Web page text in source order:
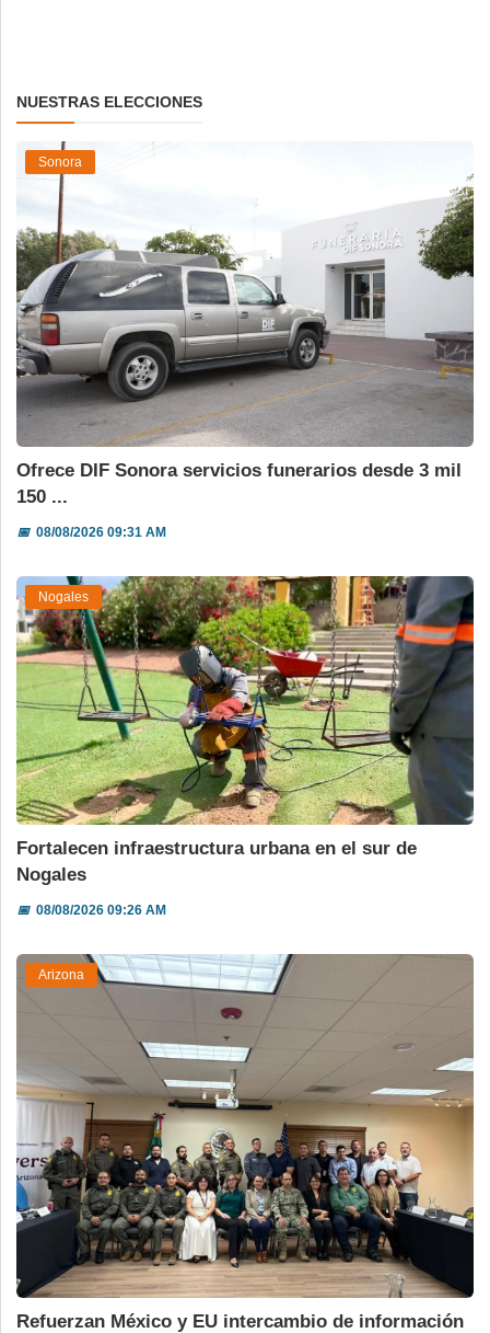
NUESTRAS ELECCIONES
Sonora
Ofrece DIF Sonora servicios funerarios desde 3 mil
150 ...
📅08/08/2026 09:31 AM
Nogales
Fortalecen infraestructura urbana en el sur de
Nogales
📅08/08/2026 09:26 AM
Arizona
Refuerzan México y EU intercambio de información